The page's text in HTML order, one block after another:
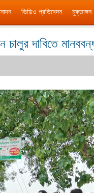
ভিডিও প্রতিবেদন মুক্তাঙ্গন
চালুর দাবিতে